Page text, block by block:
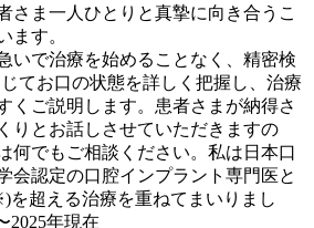
さま一人ひとりと真摯に向き合うこ
ます。
いで治療を始めることなく、精密検
てお口の状態を詳しく把握し、治療
くご説明します。患者さまが納得さ
りとお話しさせていただきますの
何でもご相談ください。私は日本口
会認定の口腔インプラント専門医と
を超える治療を重ねてまいりまし
2025年現在